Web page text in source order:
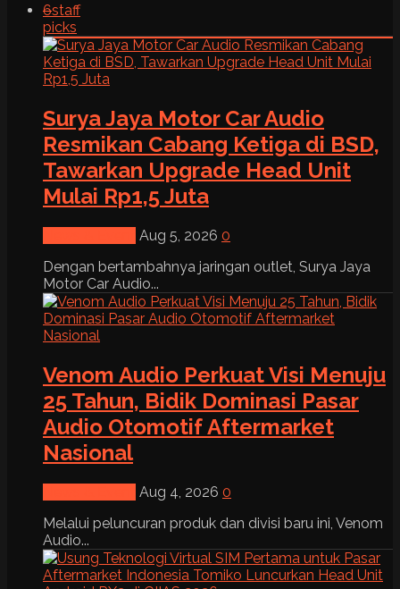
6staff
picks
Surya Jaya Motor Car Audio
Resmikan Cabang Ketiga di BSD,
Tawarkan Upgrade Head Unit
Mulai Rp1,5 Juta
Aug 5, 2026 0
Dengan bertambahnya jaringan outlet, Surya Jaya
Motor Car Audio...
Venom Audio Perkuat Visi Menuju
25 Tahun, Bidik Dominasi Pasar
Audio Otomotif Aftermarket
Nasional
Aug 4, 2026 0
Melalui peluncuran produk dan divisi baru ini, Venom
Audio...